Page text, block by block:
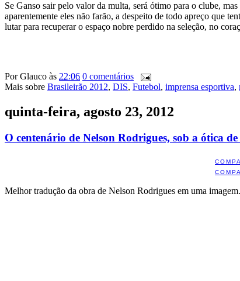
Se Ganso sair pelo valor da multa, será ótimo para o clube,
aparentemente eles não farão, a despeito de todo apreço que
lutar para recuperar o espaço nobre perdido na seleção, no
PorGlauco às 22:06 0 comentários
Mais sobre Brasileirão 2012, DIS, Futebol, imprensa esportiva,
quinta-feira, agosto 23, 2012
O centenário de Nelson Rodrigues, sob a ótica
Melhor tradução da obra de Nelson Rodrigues em uma